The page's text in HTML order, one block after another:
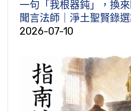
一句「我根器鈍」，換來
聞言法師｜淨土聖賢錄
2026-07-10